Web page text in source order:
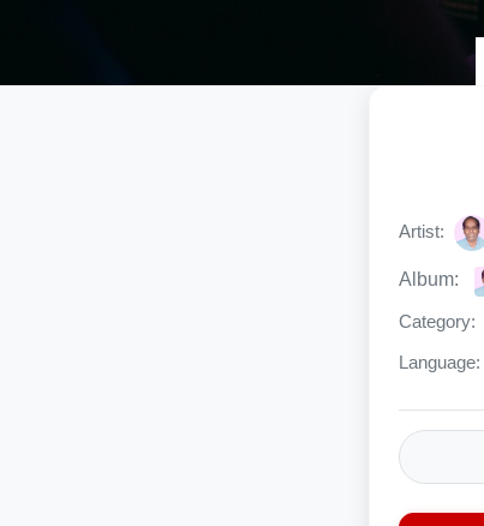
Artist:
Album:
Category:
Language: